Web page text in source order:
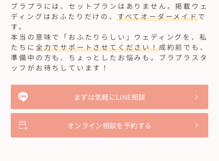
ブラプラには、セットプランはありません。掲載ウェ
ディングはおふたりだけの、 すべてオーダーメイドで
す。
本当の意味で「おふたりらしい」ウェディングを、私
たちに 全力でサポートさせてください！成約前でも、
準備中の方も、ちょっとしたお悩みも。ブラプラスタ
ッフがお待ちしています！
まずは気軽にLINE相談
オンライン相談を予約する